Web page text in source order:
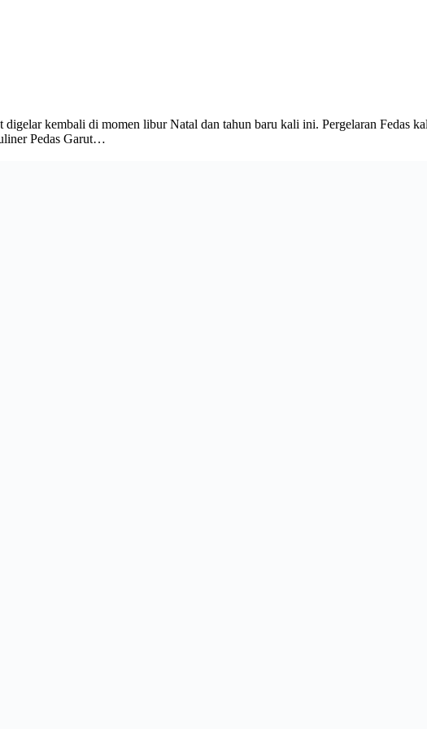
kembali di momen libur Natal dan tahun baru kali ini. Pergelaran Fedas
Pedas Garut…